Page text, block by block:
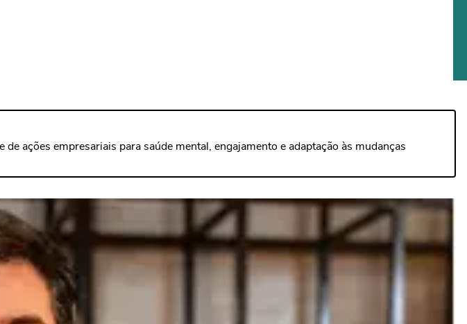
ações empresariais para saúde mental, engajamento e adaptação às mudanças